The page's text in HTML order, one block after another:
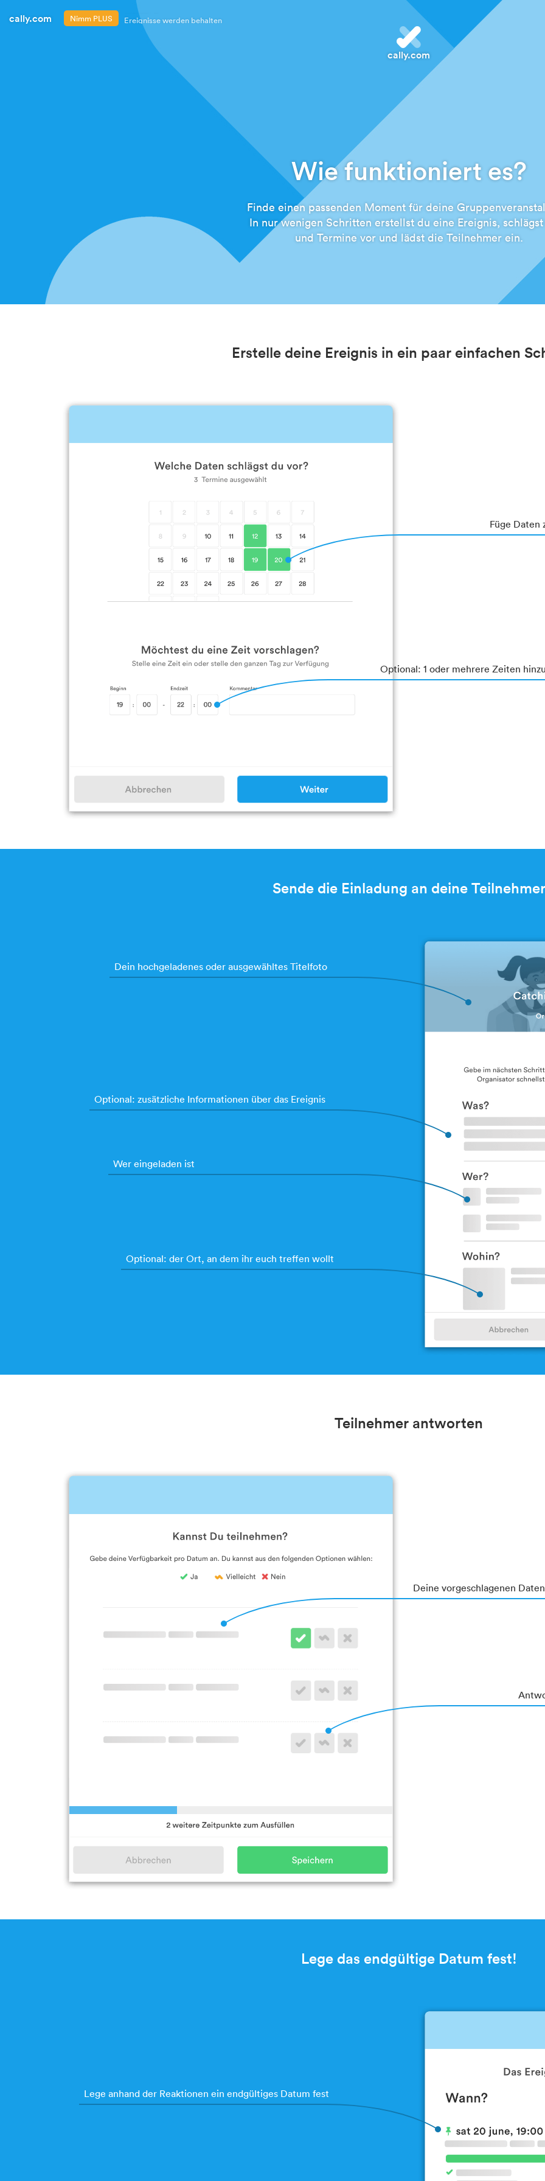
cally.com Nimm PLUS
Ereignisse werden behalten
Dokumente hinzufügen
Ihr eigenes Logo
Kopie (CC) E-Mail-Adressen
cally.com
Wie funktioniert es?
Finde einen passenden Moment für deine
In nur wenigen Schritten erstellst du eine Ereignis,
und Termine vor und lädst die Teilnehmer ein.
Erstelle deine Ereignis in ein paar einfachen
Füge Daten
Optional: 1 oder mehrere Zeiten
Sende die Einladung an deine Teilnehmer
Dein hochgeladenes oder ausgewähltes Titelfoto
Optional: zusätzliche Informationen über das Ereignis
Wer eingeladen ist
Optional: der Ort, an dem ihr euch treffen wollt
Teilnehmer antworten
Deine vorgeschlagenen
Lege das endgültige Datum fest!
Lege anhand der Reaktionen ein endgültiges Datum fest